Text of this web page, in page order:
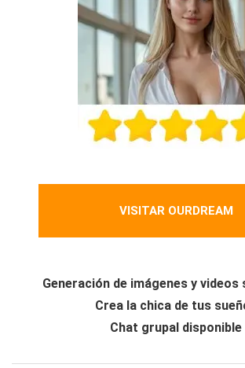
VISITAR OURDREAM
Generación de imágenes y videos
Crea la chica de tus
Chat grupal disponible